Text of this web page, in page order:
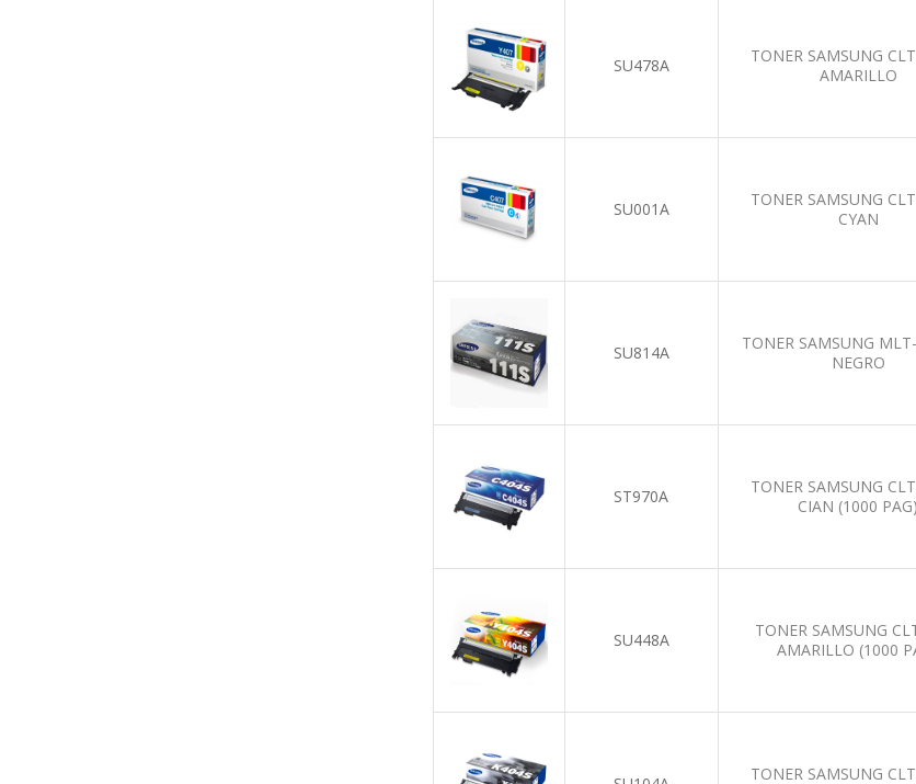
SU478A
TONER SAMSUNG
AMARILLO
SU001A
TONER SAMSUNG
CYAN
SU814A
TONER SAMSUNG
NEGRO
ST970A
TONER SAMSUNG
CIAN (1000 PAG)
SU448A
TONER SAMSUNG
AMARILLO (1000
TONER SAMSUNG